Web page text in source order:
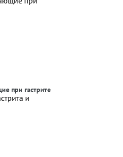
при гастрите